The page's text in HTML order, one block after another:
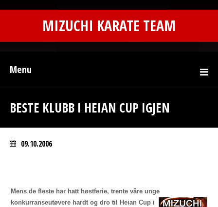
MIZUCHI KARATE TEAM
Menu
BESTE KLUBB I HEIAN CUP IGJEN
09.10.2006
Mens de fleste har hatt høstferie, trente våre unge
konkurranseutøvere hardt og dro til Heian Cup i